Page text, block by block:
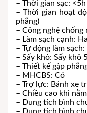
– Thời gian sạc: <5h
– Thời gian hoạt
phẳng)
– Công nghệ
– Làm sạch cạnh:
– Tự động làm sạch:
– Sấy khô: Sấy khô
– Thiết kế gập
– MHCBS: Có
– Trợ lực: Bánh xe
– Chiều cao khi
– Dung tích bình